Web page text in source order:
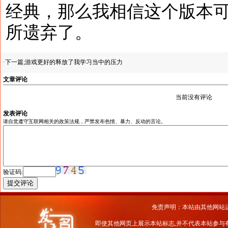
经典，那么我相信这个版本
所遗弃了。
·下一篇;游戏更好的释放了我学习当中的压力
文章评论
当前没有评论
发表评论
请自觉遵守互联网相关的政策法规，严禁发布色情、暴力、反动的言论。
验证码:
免责声明：本站由其他网站
即使其他网页上展示本站标志,并不代表本站参